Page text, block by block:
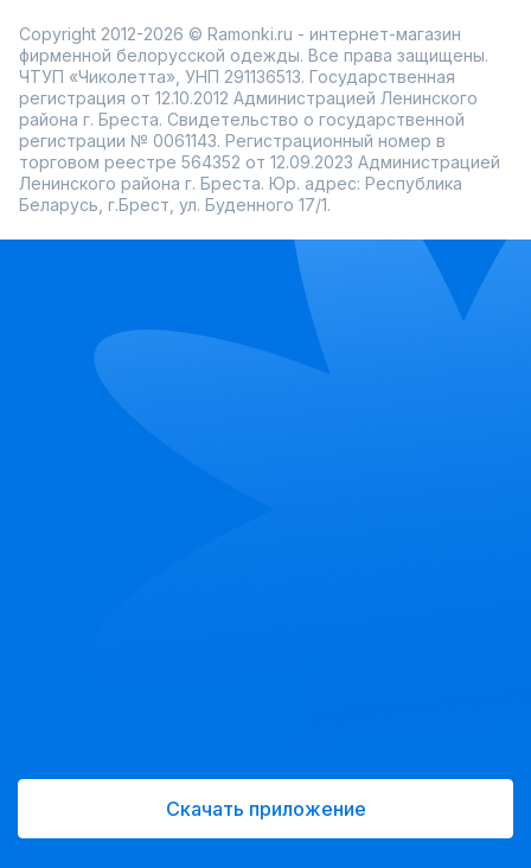
Copyright 2012-2026 © Ramonki.ru - интернет-магазин
фирменной белорусской одежды. Все права защищены.
ЧТУП «Чиколетта», УНП 291136513. Государственная
регистрация от 12.10.2012 Администрацией Ленинского
района г. Бреста. Свидетельство о государственной
регистрации № 0061143. Регистрационный номер в
торговом реестре 564352 от 12.09.2023 Администрацией
Ленинского района г. Бреста. Юр. адрес: Республика
Беларусь, г.Брест, ул. Буденного 17/1.
Скачать приложение